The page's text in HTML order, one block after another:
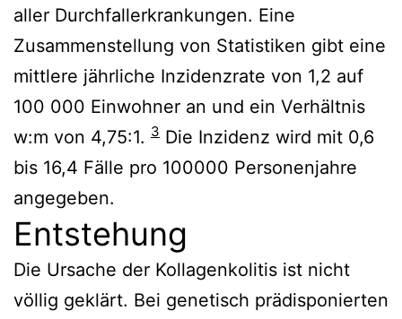
aller Durchfallerkrankungen. Eine
Zusammenstellung von Statistiken gibt eine
mittlere jährliche Inzidenzrate von 1,2 auf
100 000 Einwohner an und ein Verhältnis
w:m von 4,75:1. 3 Die Inzidenz wird mit 0,6
bis 16,4 Fälle pro 100000 Personenjahre
angegeben.
Entstehung
Die Ursache der Kollagenkolitis ist nicht
völlig geklärt. Bei genetisch prädisponierten